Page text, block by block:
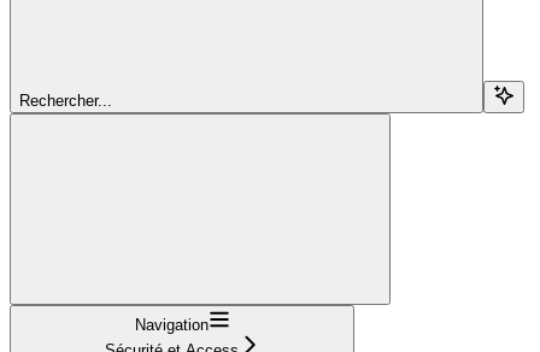
Rechercher...
Navigation